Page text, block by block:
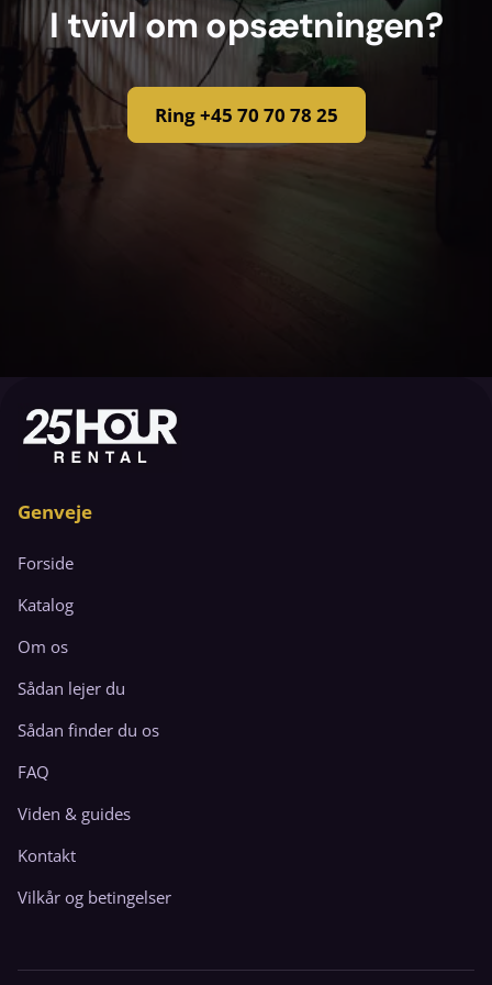
I tvivl om opsætningen?
Ring +45 70 70 78 25
Genveje
Forside
Katalog
Om os
Sådan lejer du
Sådan finder du os
FAQ
Viden & guides
Kontakt
Vilkår og betingelser